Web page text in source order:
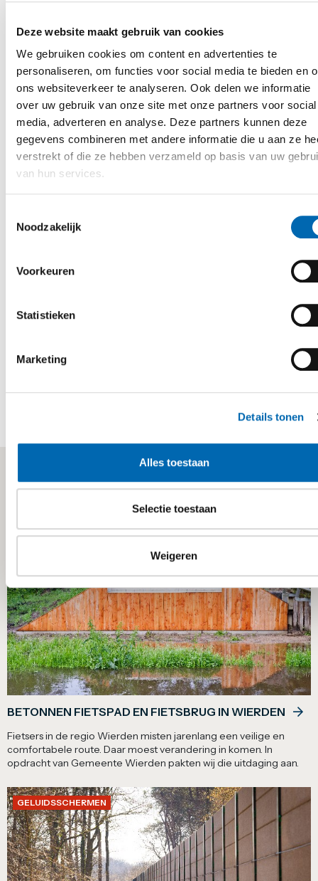
Deze website maakt gebruik van cookies
We gebruiken cookies om content en advertenties te
personaliseren, om functies voor social media te bieden en
ons websiteverkeer te analyseren. Ook delen we informatie
over uw gebruik van onze site met onze partners voor social
media, adverteren en analyse. Deze partners kunnen deze
gegevens combineren met andere informatie die u aan ze
verstrekt of die ze hebben verzameld op basis van uw
van hun services.
Noodzakelijk
Voorkeuren
Statistieken
Marketing
Details tonen
Alles toestaan
Selectie toestaan
Weigeren
Spoorwerk
Constructiewerk
Betonbouw
Prefab beton
Engineering
Materieelverhuur
Gerelateerde referenties
BETONNEN FIETSPAD EN FIETSBRUG IN WIERDEN
Fietsers in de regio Wierden misten jarenlang een veilige en
comfortabele route. Daar moest verandering in komen. In
opdracht van Gemeente Wierden pakten wij die uitdaging aan.
GELUIDSSCHERMEN